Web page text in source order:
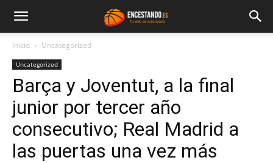
Inicio Uncategorized
Uncategorized
Barça y Joventut, a la final
junior por tercer año
consecutivo; Real Madrid a
las puertas una vez más